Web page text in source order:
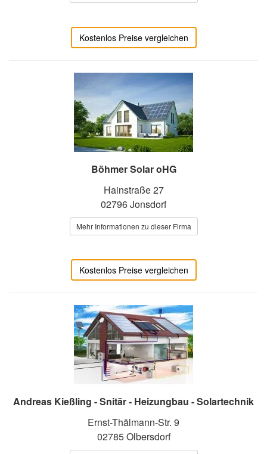
Kostenlos Preise vergleichen
Böhmer Solar oHG
Hainstraße 27
02796 Jonsdorf
Mehr Informationen zu dieser Firma
Kostenlos Preise vergleichen
Andreas Kießling - Snitär - Heizungbau - Solartechnik
Ernst-Thälmann-Str. 9
02785 Olbersdorf